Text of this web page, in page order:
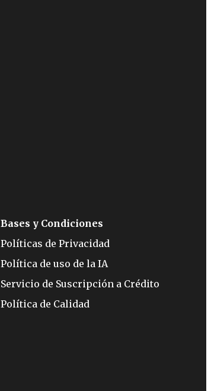
Bases y Condiciones
Políticas de Privacidad
Política de uso de la IA
Servicio de Suscripción a Crédito
Política de Calidad